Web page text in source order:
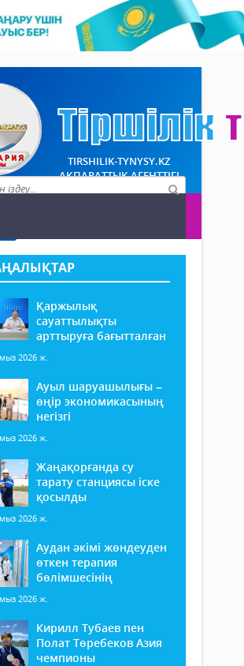
TIRSHILIK-TYNYSY.KZ
АҚПАРАТТЫҚ АГЕНТТІГІ
Қаржылық
сауаттылықты
арттыруға бағытталған
2026 ж.
Ауыл шаруашылығы –
өңір экономикасының
негізгі
2026 ж.
Жаңақорғанда су
тарату станциясы іске
қосылды
2026 ж.
Аудан әкімі жөндеуден
өткен терапия
бөлімшесінің
2026 ж.
Кирилл Тубаев пен
Полат Төребеков Азия
чемпионы